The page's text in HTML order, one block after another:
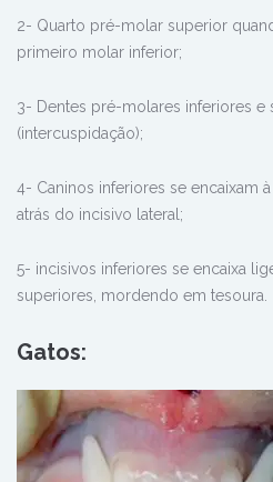
2- Quarto pré-molar superior
primeiro molar inferior;
3- Dentes pré-molares inferiores e
(intercuspidação);
4- Caninos inferiores se encaixam
atrás do incisivo lateral;
5- incisivos inferiores se encaixa
superiores, mordendo em tesoura.
Gatos: